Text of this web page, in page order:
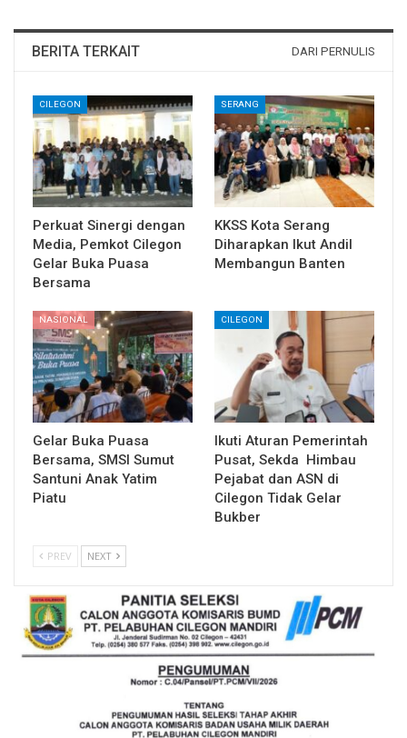
BERITA TERKAIT DARI PERNULIS
CILEGON
Perkuat Sinergi dengan
Media, Pemkot Cilegon
Gelar Buka Puasa
Bersama
SERANG
KKSS Kota Serang
Diharapkan Ikut Andil
Membangun Banten
NASIONAL
Gelar Buka Puasa
Bersama, SMSI Sumut
Santuni Anak Yatim
Piatu
CILEGON
Ikuti Aturan Pemerintah
Pusat, Sekda Himbau
Pejabat dan ASN di
Cilegon Tidak Gelar
Bukber
PREV NEXT